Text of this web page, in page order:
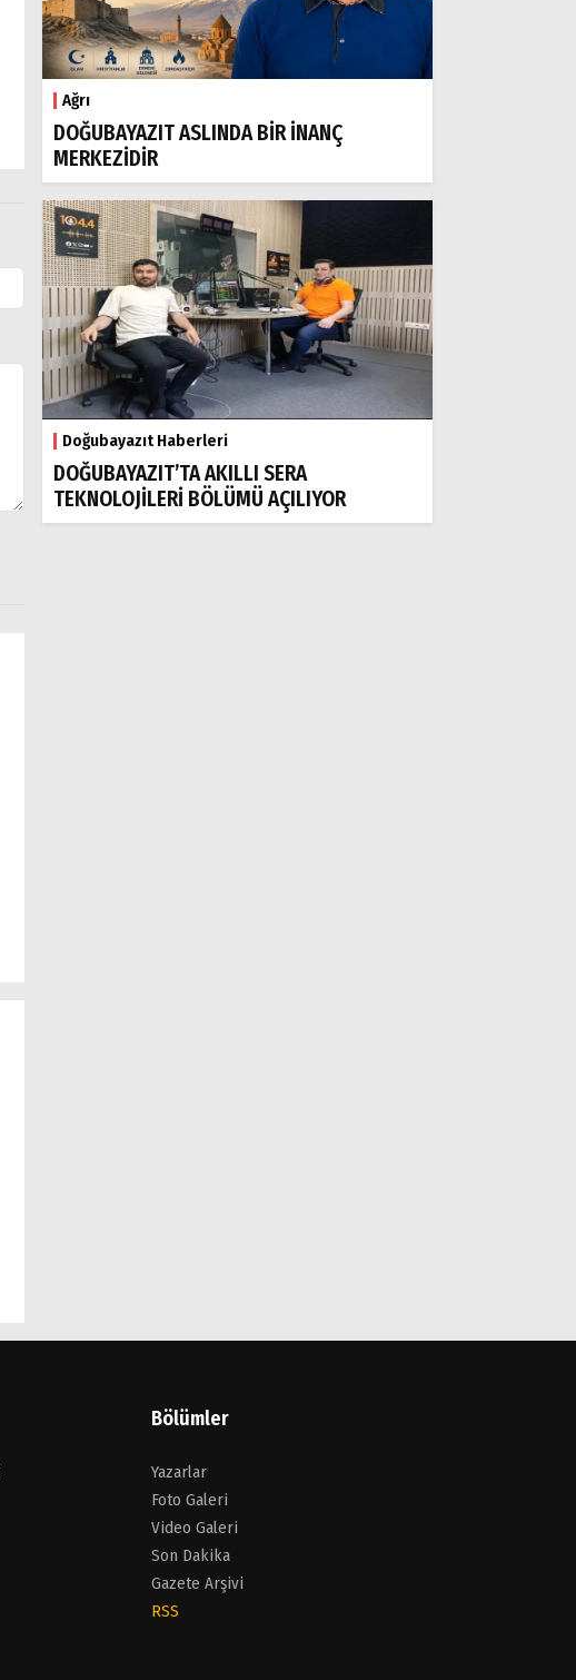
Ağrı
DOĞUBAYAZIT ASLINDA BİR İNANÇ
MERKEZİDİR
Doğubayazıt Haberleri
DOĞUBAYAZIT’TA AKILLI SERA
TEKNOLOJİLERİ BÖLÜMÜ AÇILIYOR
Bölümler
Yazarlar
Foto Galeri
Video Galeri
Son Dakika
Gazete Arşivi
RSS